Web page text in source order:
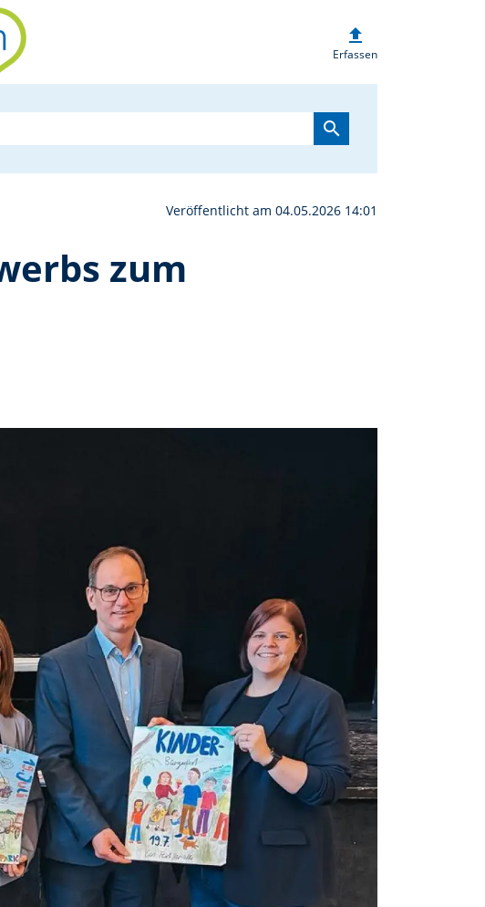
Gewinner des
upload
Erfassen
search
Veröffentlicht am 04.05.2026 14:01
zum